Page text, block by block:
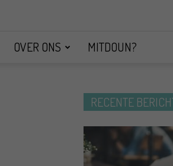
OVER ONS MITDOUN?
RECENTE